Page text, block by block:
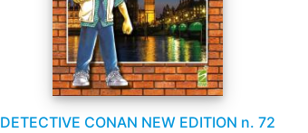
DETECTIVE CONAN NEW EDITION n. 72